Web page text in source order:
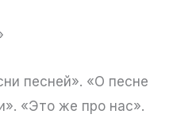
песней». «О песне
«Это же про нас».